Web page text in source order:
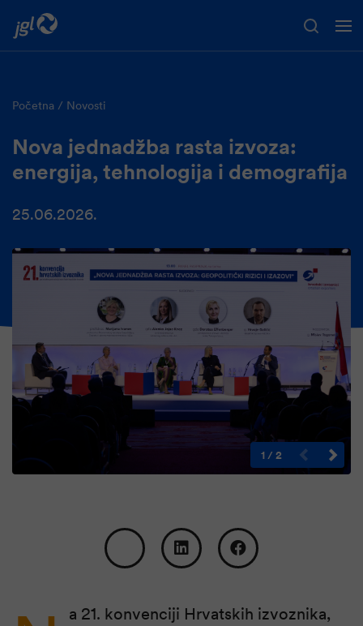
Početna Novosti
Nova jednadžba rasta izvoza:
energija, tehnologija i demografija
25.06.2026.
1 /2
a 21. konvenciji Hrvatskih izvoznika,